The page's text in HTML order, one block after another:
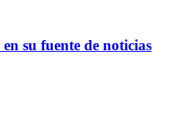
en su fuente de noticias